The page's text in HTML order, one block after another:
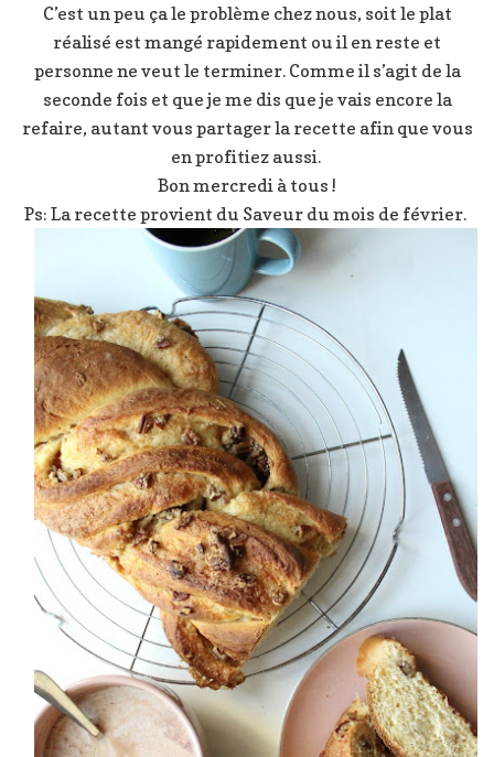
C’est un peu ça le problème chez nous, soit le plat
réalisé est mangé rapidement ou il en reste et
personne ne veut le terminer. Comme il s’agit de la
seconde fois et que je me dis que je vais encore la
refaire, autant vous partager la recette afin que vous
en profitiez aussi.
Bon mercredi à tous !
Ps: La recette provient du Saveur du mois de février.